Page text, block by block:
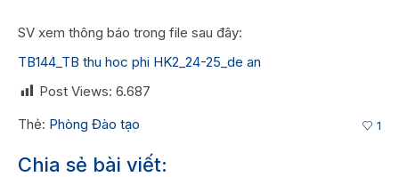
SV xem thông báo trong file sau đây:
TB144_TB thu hoc phi HK2_24-25_de an
Post Views: 6.687
Thẻ: Phòng Đào tạo 1
Chia sẻ bài viết: